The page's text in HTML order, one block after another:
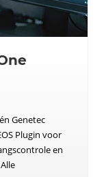
Genetec
Plugin voor
en